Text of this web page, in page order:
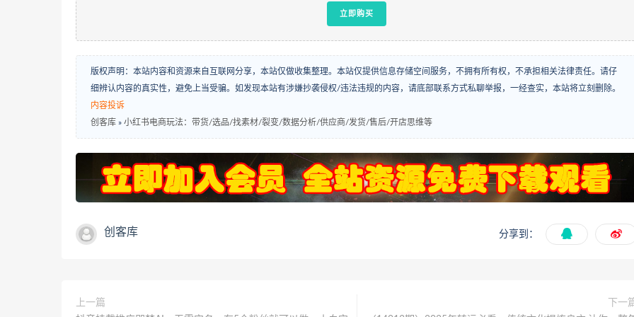
立即购买
版权声明：本站内容和资源来自互联网分享，本站仅做收集整理。本站仅提供信息存储空间服务，不拥有所有权，不承担相关法律责任。请仔
细辨认内容的真实性，避免上当受骗。如发现本站有涉嫌抄袭侵权/违法违规的内容，请底部联系方式私聊举报，一经查实，本站将立刻删除。
内容投诉
创客库 » 小红书电商玩法：带货/选品/找素材/裂变/数据分析/供应商/发货/售后/开店思维等
创客库 分享到：
上一篇
下一